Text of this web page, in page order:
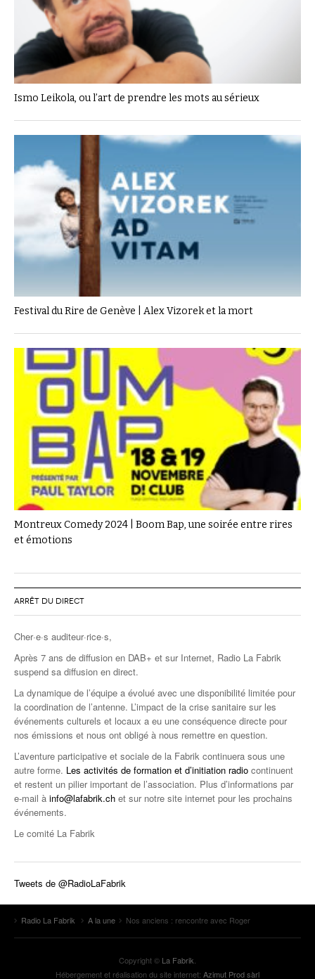
Ismo Leikola, ou l’art de prendre les mots au sérieux
Festival du Rire de Genève | Alex Vizorek et la mort
Montreux Comedy 2024 | Boom Bap, une soirée entre rires
et émotions
ARRÊT DU DIRECT
Cher·e·s auditeur·rice·s,
Après 7 ans de diffusion en DAB+ et sur Internet, Radio La Fabrik
suspend sa diffusion en direct.
La dynamique de l’équipe a évolué avec une disponibilité limitée pour
la coordination de l’antenne. L’impact de la crise sanitaire sur les
événements culturels et locaux a eu une conséquence directe pour
nos émissions et nous ont obligé à nous remettre en question.
L’aventure participative et sociale de la Fabrik continuera sous une
autre forme. Les activités de formation et d’initiation radio continuent
et restent un pilier important de l’association. Plus d’informations par
e-mail à info@lafabrik.ch et sur notre site internet pour les prochains
événements.
Le comité La Fabrik
Tweets de @RadioLaFabrik
Radio La Fabrik A la une Nos anciens : rencontre avec Roger
Copyright © La Fabrik
Hébergement et réalisation du site internet: Azimut Prod sàrl